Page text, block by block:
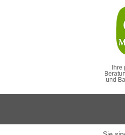
und